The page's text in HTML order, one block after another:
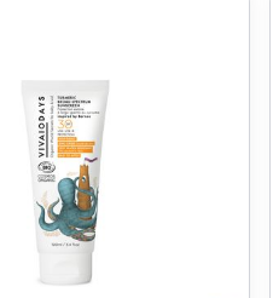
prijswaarden aan te passen.